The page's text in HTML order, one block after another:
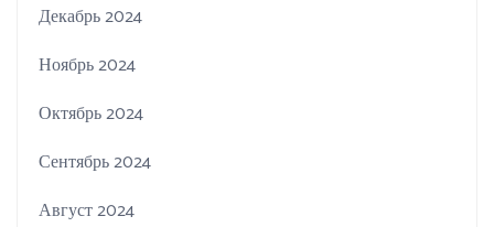
Декабрь 2024
Ноябрь 2024
Октябрь 2024
Сентябрь 2024
Август 2024